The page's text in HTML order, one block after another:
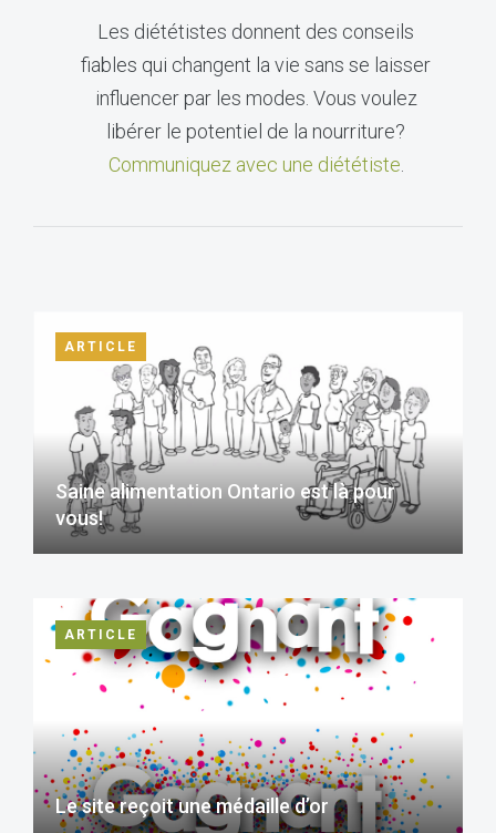
Les diététistes donnent des conseils
fiables qui changent la vie sans se laisser
influencer par les modes. Vous voulez
libérer le potentiel de la nourriture?
Communiquez avec une diététiste
ARTICLE
Saine alimentation Ontario est là pour
vous!
ARTICLE
Le site reçoit une médaille d’or